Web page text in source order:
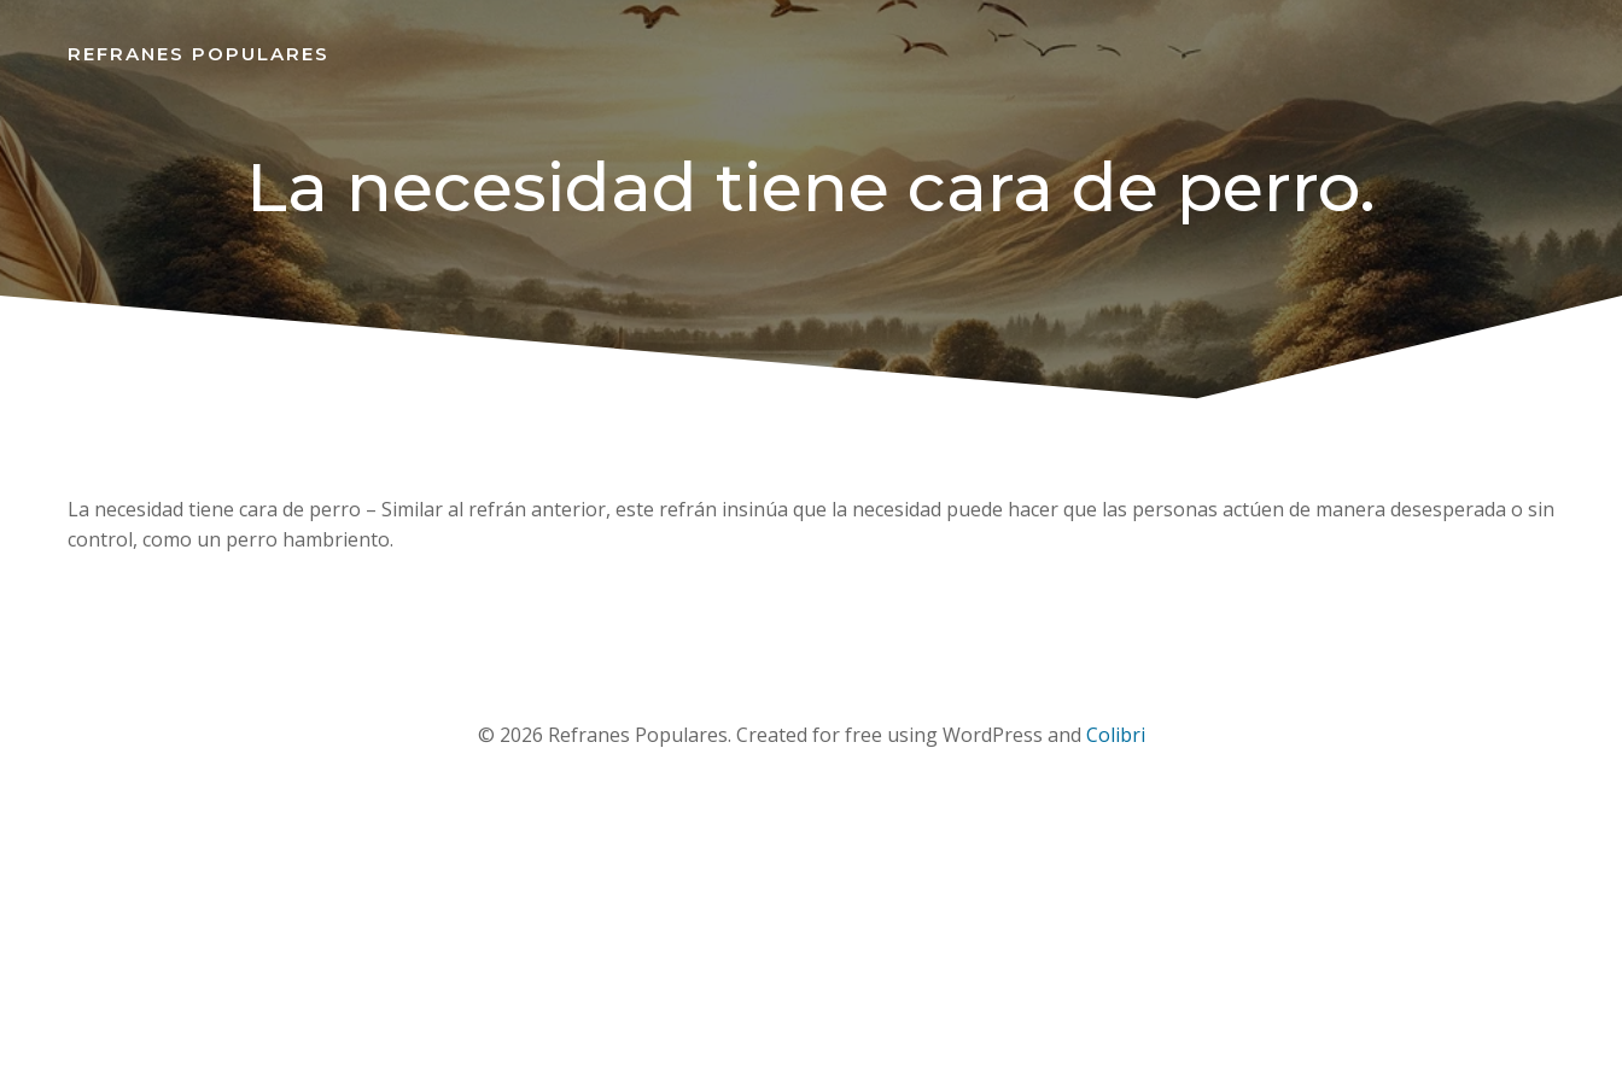
REFRANES POPULARES
La necesidad tiene cara de perro.
La necesidad tiene cara de perro – Similar al refrán anterior, este refrán insinúa que la necesidad puede hacer que las personas actúen de manera desesperada o sin
control, como un perro hambriento.
© 2026 Refranes Populares. Created for free using WordPress and Colibri